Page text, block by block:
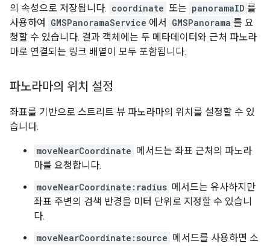
의 속성으로 저장됩니다. coordinate 또는 panoramaID 를
사용하여
GMSPanoramaService 에서 GMSPanorama 를 요
청할 수 있습니다. 결과 객체에는 두 메타데이터와 근처 파노라
마로 연결되는 링크 배열이 모두 포함됩니다.
파노라마의 위치 설정
좌표를 기반으로 스트리트 뷰 파노라마의 위치를 설정할 수 있
습니다.
moveNearCoordinate 메서드는 좌표 근처의 파노라
마를 요청합니다.
moveNearCoordinate:radius 메서드는 유사하지만
좌표 주변의 검색 반경을 미터 단위로 지정할 수 있습니
다.
moveNearCoordinate:source 메서드를 사용하면 소